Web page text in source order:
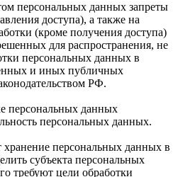
персональных данных запреты
доступа), а также на
(кроме получения доступа)
для распространения, не
персональных данных в
и иных публичных
РФ.
персональных данных
персональных данных.
хранение персональных данных в
субъекта персональных
требуют цели обработки